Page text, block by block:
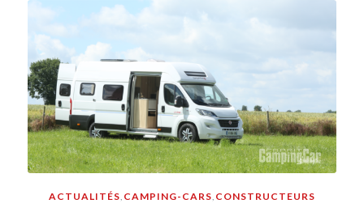
ACTUALITÉS, CAMPING-CARS, CONSTRUCTEURS